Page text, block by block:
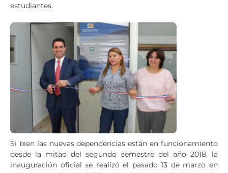
estudiantes.
Si bien las nuevas dependencias están en funcionamiento
desde la mitad del segundo semestre del año 2018, la
inauguración oficial se realizó el pasado 13 de marzo en